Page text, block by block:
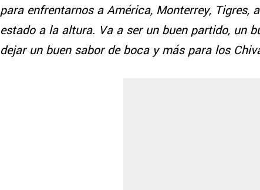
para enfrentarnos a América, Monterrey, Tigres,
estado a la altura. Va a ser un buen partido, un
dejar un buen sabor de boca y más para los